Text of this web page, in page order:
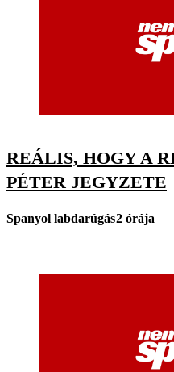
REÁLIS, HOGY A
PÉTER JEGYZETE
Spanyol labdarúgás2 órája